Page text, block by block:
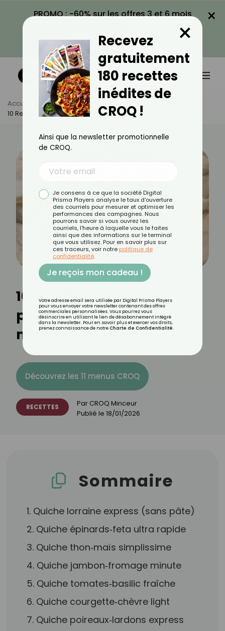
PROMO : -60% sur les offres 3 et 6 mois
VOIR LA PROMO
×
Accueil Actus
Recettes
10 Recettes De Quiches Prêtes En Moins De 10 Minutes
10 recettes de quiches
prêtes en moins de 10
minutes
Découvrez les 11 menus CROQ
RECETTES Par CROQ Minceur
Publié le 18/01/2026
Sommaire
1. Quiche lorraine express (sans pâte)
2. Quiche épinards‑feta ultra rapide
3. Quiche thon‑maïs simplissime
4. Quiche jambon‑fromage minute
5. Quiche tomates‑basilic fraîche
6. Quiche courgette‑chèvre light
7. Quiche poireaux‑lardons express
Recevez
gratuitement
180 recettes
inédites de
CROQ !
×
Ainsi que la newsletter promotionnelle
de CROQ.
Je consens à ce que la société Digital
Prisma Players analyse le taux d'ouverture
des courriels pour mesurer et optimiser les
performances des campagnes. Nous
pourrons savoir si vous ouvrez les
courriels, l'heure à laquelle vous le faites
ainsi que des informations sur le terminal
que vous utilisez. Pour en savoir plus sur
ces traceurs, voir notre politique de
confidentialité.
Je reçois mon cadeau !
Votre adresse email sera utilisée par Digital Prisma Players
pour vous envoyer votre newsletter contenant des offres
commerciales personnalisées. Vous pourrez vous
désinscrire en utilisant le lien de désabonnement intégré
dans la newsletter. Pour en savoir plus et exercer vos droits,
prenez connaissance de notre Charte de Confidentialité.